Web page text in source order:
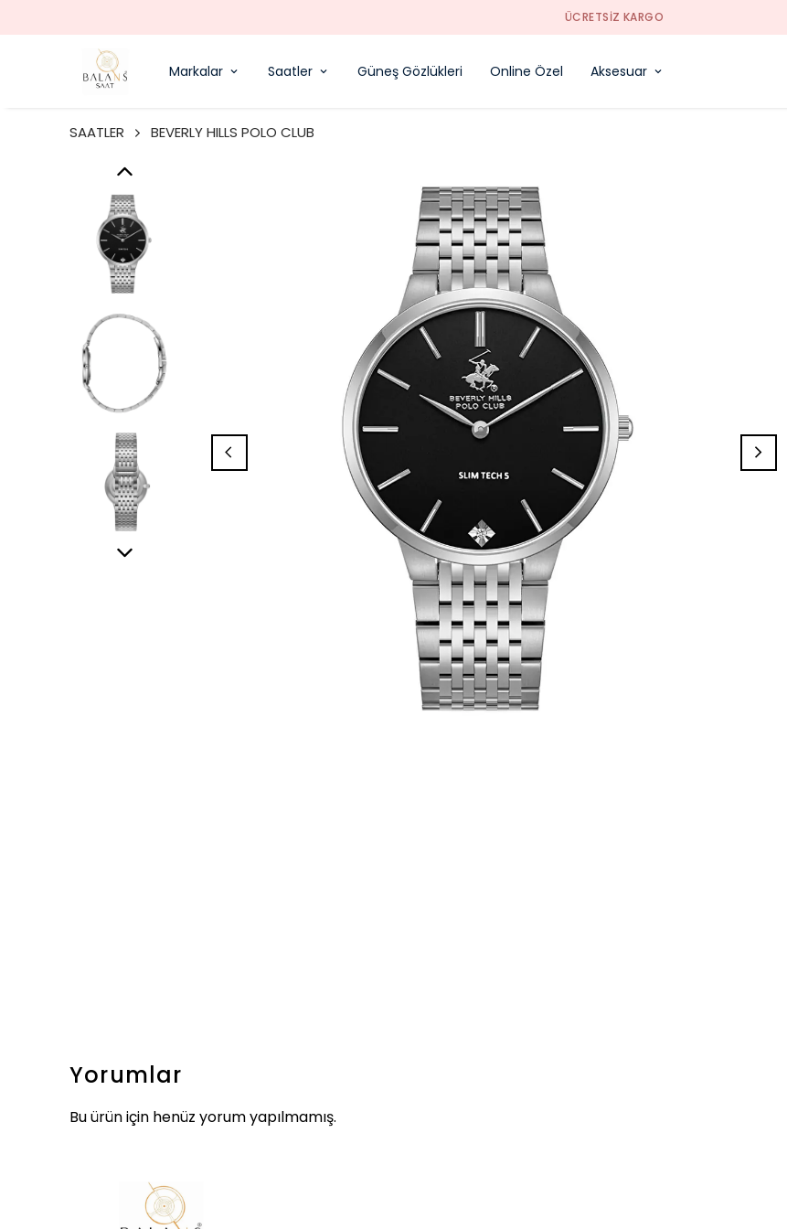
SORUNSUZ İADE
Markalar Saatler Güneş Gözlükleri Online Özel Aksesuar
SAATLER BEVERLY HILLS POLO CLUB
Yorumlar
Bu ürün için henüz yorum yapılmamış.